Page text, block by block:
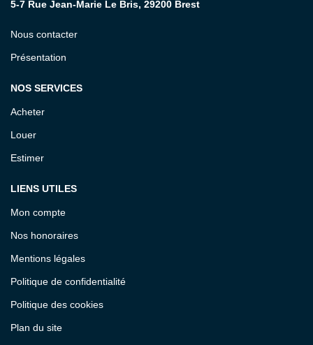
5-7 Rue Jean-Marie Le Bris, 29200 Brest
Nous contacter
Présentation
NOS SERVICES
Acheter
Louer
Estimer
LIENS UTILES
Mon compte
Nos honoraires
Mentions légales
Politique de confidentialité
Politique des cookies
Plan du site